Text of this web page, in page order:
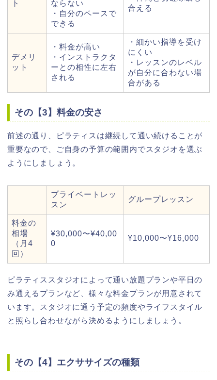
ト
ならない
・自分のペースで
できる
合える
デメリ
ット
・料金が高い
・インストラクタ
ーとの相性に左右
される
・細かい指導を受け
にくい
・レッスンのレベル
が自分に合わない場
合がある
その【3】料金の安さ
前述の通り、ピラティスは継続して通い続けることが
重要なので、ご自身の予算の範囲内でスタジオを選ぶ
ようにしましょう。
プライベートレッ
スン
グループレッスン
料金の
相場
（月4
回）
¥30,000〜¥40,00
0
¥10,000〜¥16,000
ピラティススタジオによって通い放題プランや平日の
み通えるプランなど、様々な料金プランが用意されて
います。スタジオに通う予定の頻度やライフスタイル
と照らし合わせながら決めるようにしましょう。
その【4】エクササイズの種類